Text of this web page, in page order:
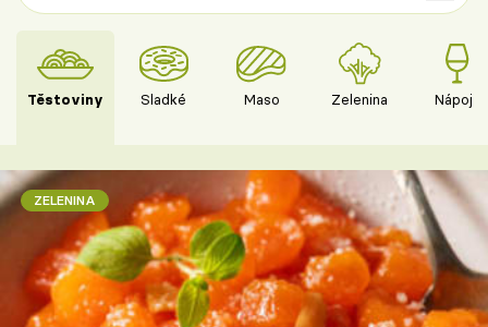
Těstoviny Sladké Maso Zelenina Nápoje
ZELENINA